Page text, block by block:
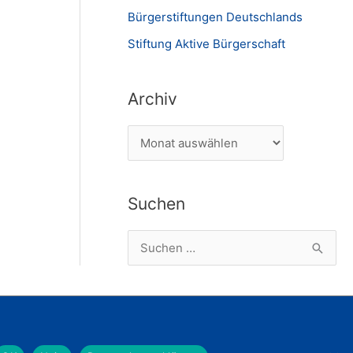
Bürgerstiftungen Deutschlands
Stiftung Aktive Bürgerschaft
Archiv
r
h
i
Suchen
u